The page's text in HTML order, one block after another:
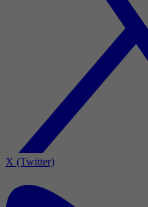
X (Twitter)